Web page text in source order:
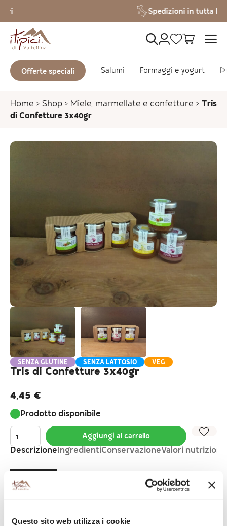
Questo sito web utilizza i cookie
Spedizioni in tutta Italia
Offerte speciali Salumi Formaggi e yogurt
Home > Shop > Miele, marmellate e confetture > Tris
di Confetture 3x40gr
SENZA GLUTINE SENZA LATTOSIO VEG
Tris di Confetture 3x40gr
4,45 €
Prodotto disponibile
Aggiungi al carrello
DescrizioneIngredientiConservazioneValori
Una confezione di tre mini confetture dalla
consistenza morbida:
Confettura di pere e zenzero